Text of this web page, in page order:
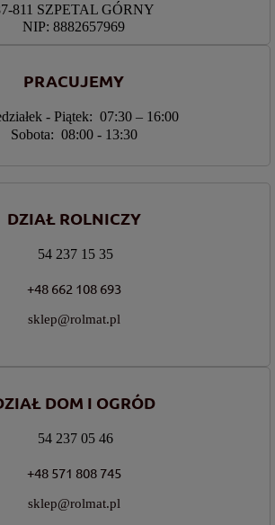
811 SZPETAL GÓRNY
NIP: 8882657969
PRACUJEMY
- Piątek: 07:30 – 16:00
Sobota: 08:00 - 13:30
DZIAŁ ROLNICZY
54 237 15 35
+48 662 108 693
sklep@rolmat.pl
DOM I OGRÓD
54 237 05 46
+48 571 808 745
sklep@rolmat.pl